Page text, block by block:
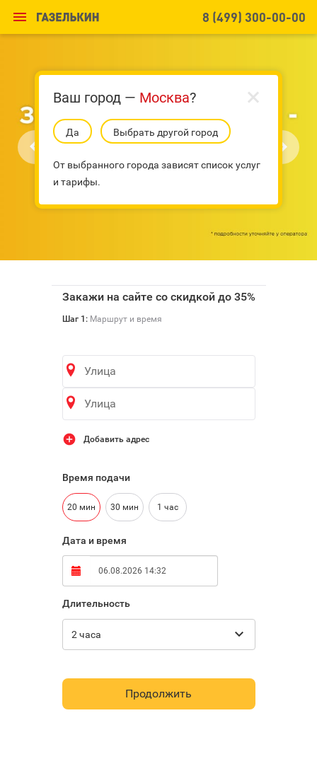
 8 (499) 300-00-00
 
Закажи на сайте со скидкой до 35%
Шаг 1: Маршрут и время
Добавить адрес
Время подачи
20 мин 30 мин 1 час
Дата и время
Длительность
2 часа 
Продолжить
Ваш город — Москва?
Да Выбрать другой город
От выбранного города зависят список услуг
и тарифы.